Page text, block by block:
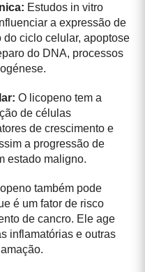
Estudos in vitro
a expressão de
ciclo celular, apoptose
do DNA, processos
O licopeno tem a
de células
de crescimento e
a progressão de
estado maligno.
também pode
é um fator de risco
de cancro. Ele age
inflamatórias e outras